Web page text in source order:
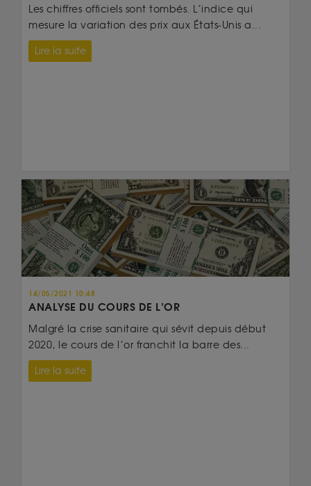
Les chiffres officiels sont tombés. L’indice qui
mesure la variation des prix aux États-Unis a...
Lire la suite
14/05/2021 10:48
ANALYSE DU COURS DE L’OR
Malgré la crise sanitaire qui sévit depuis début
2020, le cours de l’or franchit la barre des...
Lire la suite